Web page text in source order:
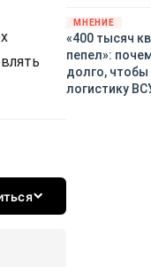
МНЕНИЕ
«400 тысяч
пепел»:
долго,
логистику